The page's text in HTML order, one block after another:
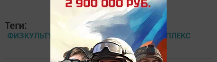
Теги:
ФИЗКУЛЬТУРНООЗДОРОВИТЕЛЬНЫЙ КОМПЛЕКС